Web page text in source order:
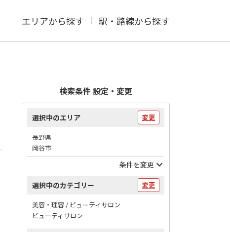
エリアから探す 駅・路線から探す
検索条件 設定・変更
選択中のエリア 変更
長野県
岡谷市
条件を変更
選択中のカテゴリー 変更
美容・理容 / ビューティサロン
ビューティサロン